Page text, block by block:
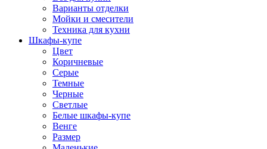
Варианты отделки
Мойки и смесители
Техника для кухни
Шкафы-купе
Цвет
Коричневые
Серые
Темные
Черные
Светлые
Белые шкафы-купе
Венге
Размер